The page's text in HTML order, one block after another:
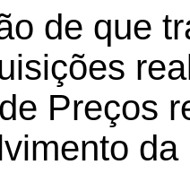
de que
Preços